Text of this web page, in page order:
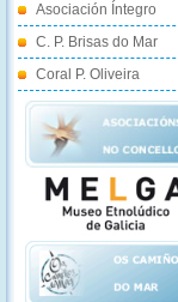
Asociación Íntegro
C. P. Brisas do Mar
Coral P. Oliveira